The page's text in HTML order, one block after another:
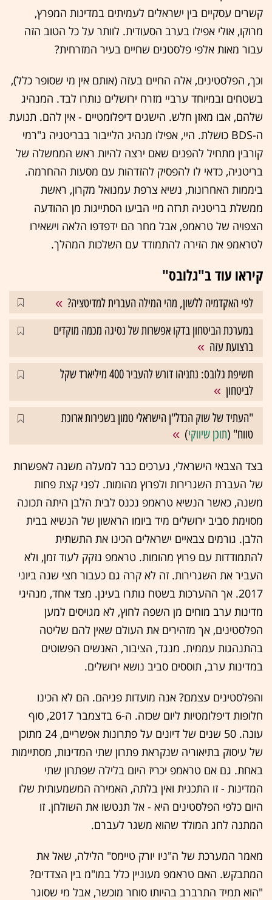
קשרים עסקיים בין ישראלים לעמיתים במדינות המפרץ,
מרוקו, אולי אפילו בערב הסעודית. לוותר על כל הטוב הזה
עבור מאות אלפי פלסטנים שחיים בעיר המזרחית?
וכך, הפלסטינים, אלה החיים בעזה (אותם אין מי שסופר כלל),
בשטחים ובמיוחד ערביי מזרח ירושלים נותרו לבד. המנהיג
שלהם, אבו מאזן חלש. הישגים דיפלומטיים - אין להם. תנועת
ה-BDS כושלת. היי, אפילו מנהיג הלייבור בבריטניה ג"רמי
קורבין מתחיל להפנים שאם ירצה להיות ראש הממשלה של
בריטניה, כדאי לו להפסיק להזדהות עם מסעות ההחרמה.
ביממות האחרונות, נשיא צרפת עמנואל מקרון, ראשת
ממשלת בריטניה תרזה מיי הביעו הסתייגות מן ההודעה
הצפויה של טראמפ, אבל מחר הם ידפדפו הלאה וישאירו
לטראמפ את הזירה להתמודד עם השלכות המהלך.
קיראו עוד ב"גלובס"
לפי האקדמיה ללשון, מהי המילה העברית למדיטציה?
במערכת הביטחון בדקו אפשרות של נסיגה מכמה מוקדים
ברצועת עזה
חשיפת גלובס: נתניהו דורש להעביר 400 מיליארד שקל
לביטחון
"העתיד של שוק הנדל"ן הישראלי טמון בשכירות ארוכת
טווח" (תוכן שיווקי)
בצד הצבאי הישראלי, נערכים כבר למעלה משנה לאפשרות
של העברת השגרירות ולפרוץ מהומות. לפני קצת פחות
משנה, כאשר הנשיא טראמפ נכנס לבית הלבן היתה תכונה
מסוימת סביב ירושלים מיד ביומו הראשון של הנשיא בבית
הלבן. גורמים צבאיים ישראלים הכינו את התשתית
להתמודדות עם פרוץ מהומות. טראמפ נזקק לעוד זמן, ולא
העביר את השגרירות. זה לא קרה גם כעבור חצי שנה ביוני
2017. אך ההערכות בשטח נותרו בעינן. מצד אחד, מנהיגי
מדינות ערב מוחים מן השפה לחוץ, לא מגויסים למען
הפלסטינים, אך מזהירים את העולם שאין להם שליטה
בהתנהגות עממית. מנגד, הציבור, האנשים הפשוטים
במדינות ערב, תוססים סביב נושא ירושלים.
והפלסטינים עצמם? אנה מועדות פניהם. הם לא הכינו
חלופות דיפלומטיות ליום שכזה. ה-6 בדצמבר 2017, סוף
עונה. 50 שנים של דיונים על פתרונות אפשריים, 24 מתוכן
של עיסוק בתיאוריה שנקראת פתרון שתי המדינות, מסתיימות
באחת. גם אם טראמפ יכריז היום בלילה שפתרון שתי
המדינות - זו התכנית ואין בלתה, האמירה המשמעותית שלו
היום כלפי הפלסטינים היא - אל תנטשו את השולחן. זו
המתנה לחג המולד שהוא משגר לעברם.
מאמר המערכת של ה"ניו יורק טיימס" הלילה, שאל את
המתבקש. האם טראמפ מעוניין כלל במו"מ בין הצדדים?
"הוא תמיד התרברב בהיותו סוחר מוכשר, אבל מי שסוגר